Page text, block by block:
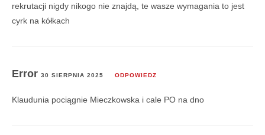
rekrutacji nigdy nikogo nie znajdą, te wasze wymagania to jest
cyrk na kółkach
Error 30 SIERPNIA 2025 ODPOWIEDZ
Klaudunia pociągnie Mieczkowska i cale PO na dno